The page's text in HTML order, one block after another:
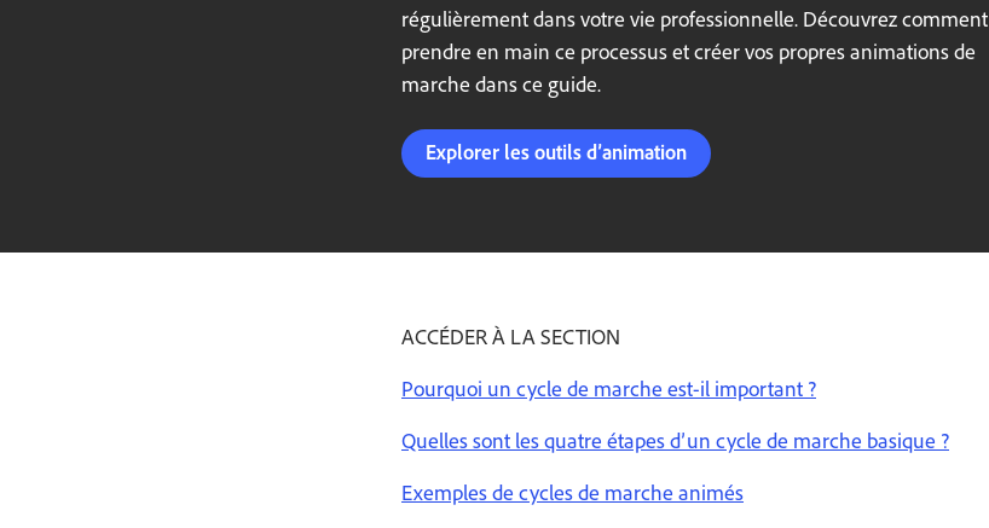
régulièrement dans votre vie professionnelle. Découvrez comment
prendre en main ce processus et créer vos propres animations de
marche dans ce guide.
Explorer les outils d’animation
ACCÉDER À LA SECTION
Pourquoi un cycle de marche est-il important ?
Quelles sont les quatre étapes d’un cycle de marche basique ?
Exemples de cycles de marche animés